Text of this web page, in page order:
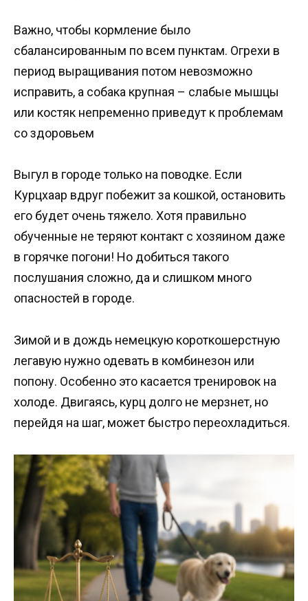
Важно, чтобы кормление было
сбалансированным по всем пунктам. Огрехи в
период выращивания потом невозможно
исправить, а собака крупная – слабые мышцы
или костяк непременно приведут к проблемам
со здоровьем
Выгул в городе только на поводке. Если
Курцхаар вдруг побежит за кошкой, остановить
его будет очень тяжело. Хотя правильно
обученные не теряют контакт с хозяином даже
в горячке погони! Но добиться такого
послушания сложно, да и слишком много
опасностей в городе.
Зимой и в дождь немецкую короткошерстную
легавую нужно одевать в комбинезон или
попону. Особенно это касается тренировок на
холоде. Двигаясь, курц долго не мерзнет, но
перейдя на шаг, может быстро переохладиться.